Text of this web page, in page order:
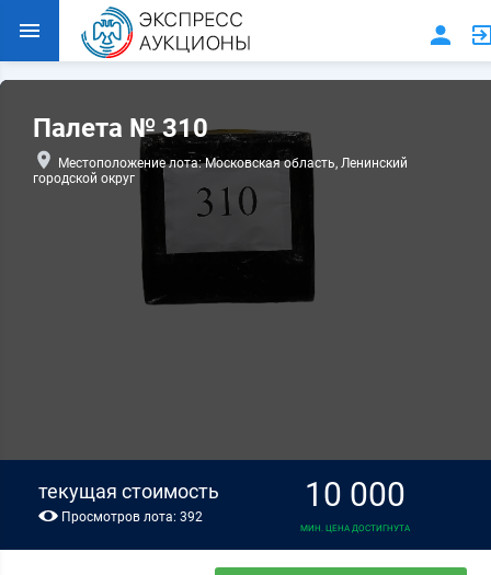
Палета № 310
Местоположение лота: Московская область, Ленинский
городской округ
текущая стоимость
Просмотров лота: 392
10 000
МИН. ЦЕНА ДОСТИГНУТА